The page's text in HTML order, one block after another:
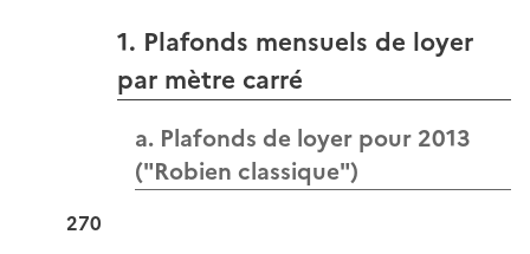
1. Plafonds mensuels de loyer
par mètre carré
a. Plafonds de loyer pour 2013
("Robien classique")
270